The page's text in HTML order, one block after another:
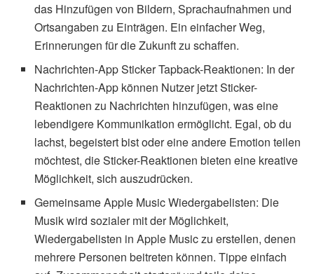
das Hinzufügen von Bildern, Sprachaufnahmen und
Ortsangaben zu Einträgen. Ein einfacher Weg,
Erinnerungen für die Zukunft zu schaffen.
Nachrichten-App Sticker Tapback-Reaktionen: In der
Nachrichten-App können Nutzer jetzt Sticker-
Reaktionen zu Nachrichten hinzufügen, was eine
lebendigere Kommunikation ermöglicht. Egal, ob du
lachst, begeistert bist oder eine andere Emotion teilen
möchtest, die Sticker-Reaktionen bieten eine kreative
Möglichkeit, sich auszudrücken.
Gemeinsame Apple Music Wiedergabelisten: Die
Musik wird sozialer mit der Möglichkeit,
Wiedergabelisten in Apple Music zu erstellen, denen
mehrere Personen beitreten können. Tippe einfach